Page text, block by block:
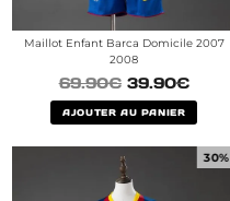
Maillot Enfant Barca Domicile 2007
2008
69.90€ 39.90€
AJOUTER AU PANIER
30%